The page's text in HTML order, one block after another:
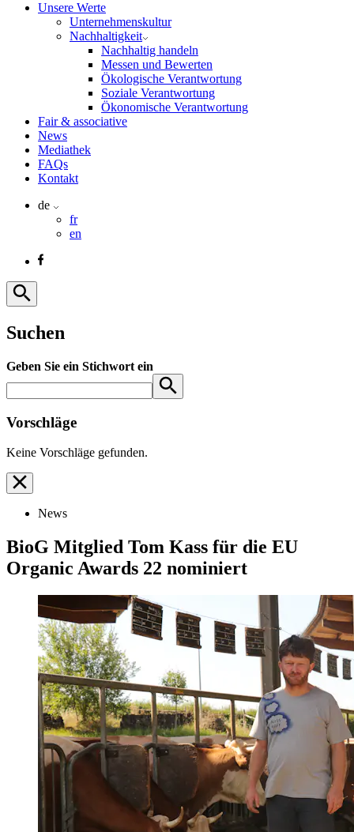
Unsere Werte
Unternehmenskultur
Nachhaltigkeit
Nachhaltig handeln
Messen und Bewerten
Ökologische Verantwortung
Soziale Verantwortung
Ökonomische Verantwortung
Fair & associative
News
Mediathek
FAQs
Kontakt
de
fr
en
Suchen
Geben Sie ein Stichwort ein
Vorschläge
Keine Vorschläge gefunden.
News
BioG Mitglied Tom Kass für die EU
Organic Awards 22 nominiert